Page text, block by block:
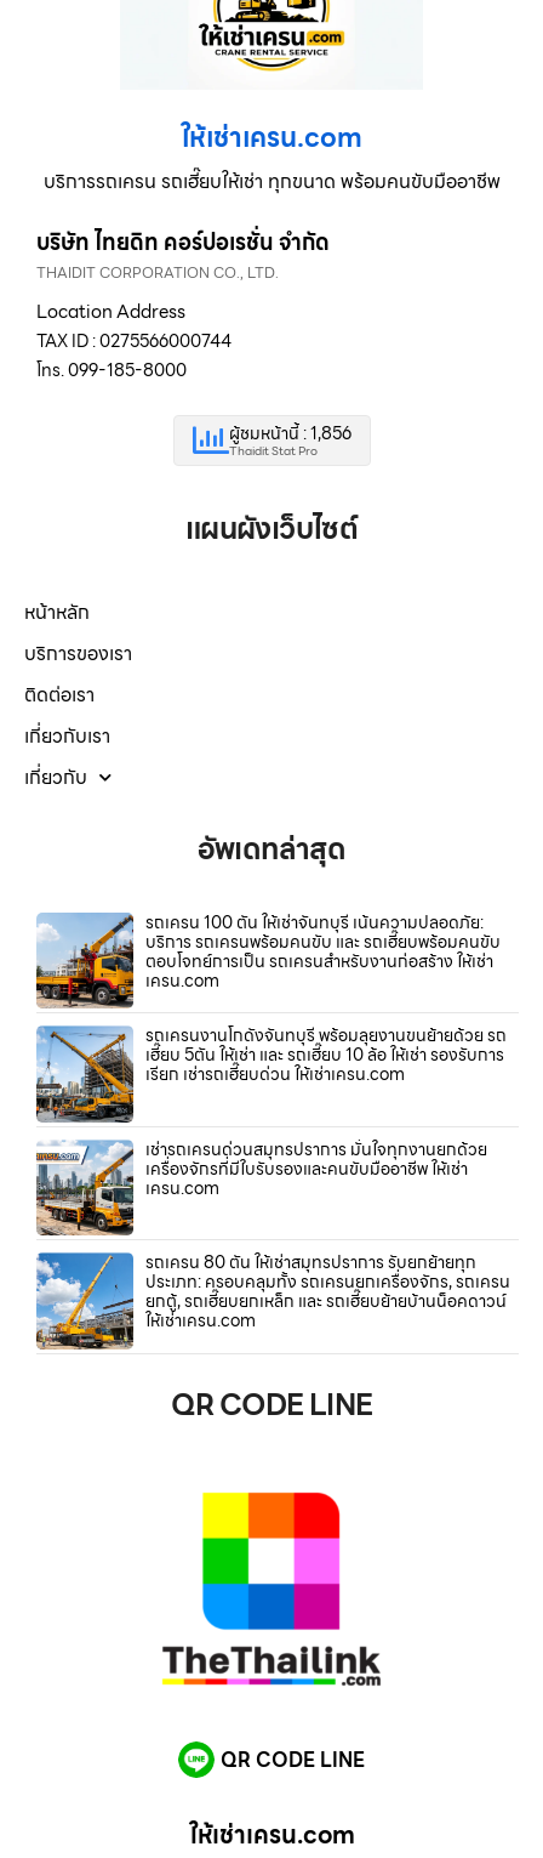
ให้เช่าเครน.com
บริการรถเครน รถเฮี๊ยบให้เช่า ทุกขนาด พร้อมคนขับมืออาชีพ
บริษัท ไทยดิท คอร์ปอเรชั่น จำกัด
THAIDIT CORPORATION CO., LTD.
Location Address
TAX ID : 0275566000744
โทร. 099-185-8000
ผู้ชมหน้านี้ : 1,856
Thaidit Stat Pro
แผนผังเว็บไซต์
หน้าหลัก
บริการของเรา
ติดต่อเรา
เกี่ยวกับเรา
เกี่ยวกับ
อัพเดทล่าสุด
รถเครน 100 ตัน ให้เช่าจันทบุรี เน้นความปลอดภัย:
บริการ รถเครนพร้อมคนขับ และ รถเฮี๊ยบพร้อมคนขับ
ตอบโจทย์การเป็น รถเครนสำหรับงานก่อสร้าง ให้เช่า
เครน.com
รถเครนงานโกดังจันทบุรี พร้อมลุยงานขนย้ายด้วย รถ
เฮี๊ยบ 5ตัน ให้เช่า และ รถเฮี๊ยบ 10 ล้อ ให้เช่า รองรับการ
เรียก เช่ารถเฮี๊ยบด่วน ให้เช่าเครน.com
เช่ารถเครนด่วนสมุทรปราการ มั่นใจทุกงานยกด้วย
เครื่องจักรที่มีใบรับรองและคนขับมืออาชีพ ให้เช่า
เครน.com
รถเครน 80 ตัน ให้เช่าสมุทรปราการ รับยกย้ายทุก
ประเภท: ครอบคลุมทั้ง รถเครนยกเครื่องจักร, รถเครน
ยกตู้, รถเฮี๊ยบยกเหล็ก และ รถเฮี๊ยบย้ายบ้านน็อคดาวน์
ให้เช่าเครน.com
QR CODE LINE
QR CODE LINE
ให้เช่าเครน.com